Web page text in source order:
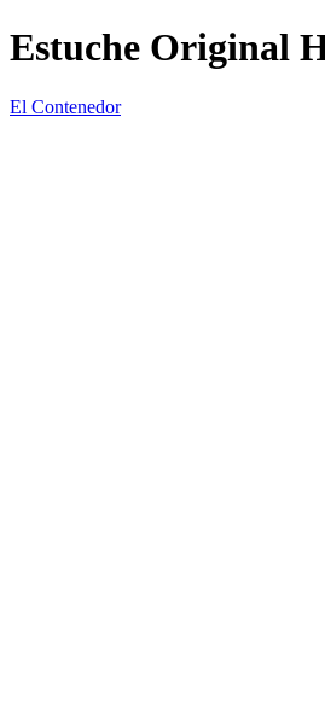
Estuche Original
El Contenedor